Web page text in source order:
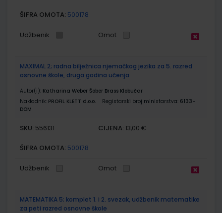
ŠIFRA OMOTA: 500178
Udžbenik Omot
MAXIMAL 2; radna bilježnica njemačkog jezika za 5. razred
osnovne škole, druga godina učenja
Autor(i): Katharina Weber Šober Brass Klobučar
Nakladnik: PROFIL KLETT d.o.o. Registarski broj ministarstva: 6133-
DOM
SKU: 556131 CIJENA: 13,00 €
ŠIFRA OMOTA: 500178
Udžbenik Omot
MATEMATIKA 5; komplet 1. i 2. svezak, udžbenik matematike
za peti razred osnovne škole